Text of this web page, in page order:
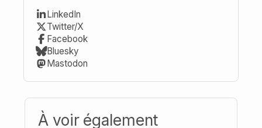
LinkedIn
Twitter/X
Facebook
Bluesky
Mastodon
À voir également